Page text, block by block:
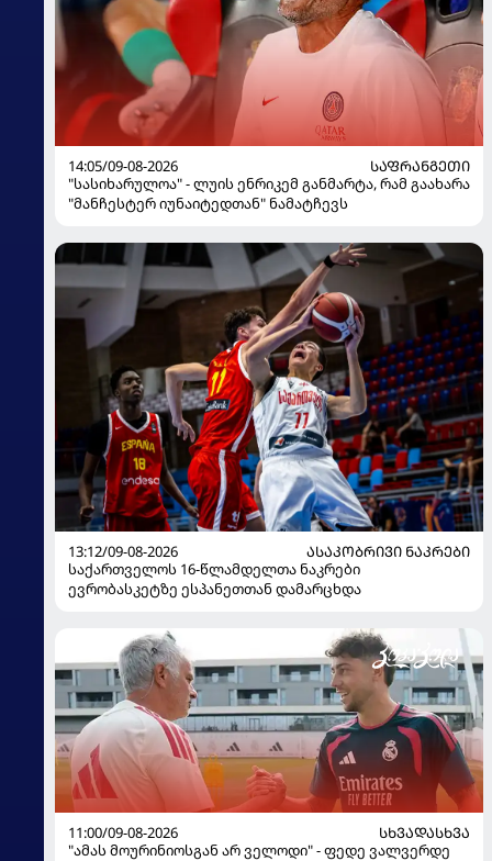
14:05/09-08-2026
ᲡᲐᲤᲠᲐᲜᲒᲔᲗᲘ
"სასიხარულოა" - ლუის ენრიკემ განმარტა, რამ გაახარა
"მანჩესტერ იუნაიტედთან" ნამატჩევს
13:12/09-08-2026
ᲐᲡᲐᲙᲝᲑᲠᲘᲕᲘ ᲜᲐᲙᲠᲔᲑᲘ
საქართველოს 16-წლამდელთა ნაკრები
ევრობასკეტზე ესპანეთთან დამარცხდა
11:00/09-08-2026
ᲡᲮᲕᲐᲓᲐᲡᲮᲕᲐ
"ამას მოურინიოსგან არ ველოდი" - ფედე ვალვერდე